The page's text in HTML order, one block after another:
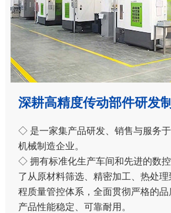
深耕高精度传动部件研发
◇ 是一家集产品研发、销售与服务
机械制造企业。
◇ 拥有标准化生产车间和先进的数
了从原材料筛选、精密加工、热处
程质量管控体系，全面贯彻严格的
产品性能稳定、可靠耐用。